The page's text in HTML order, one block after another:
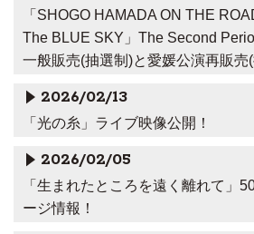
FREE
「SHOGO HAMADA ON THE
The BLUE SKY」The Second
一般販売(抽選制)と愛媛公演再販売
2026/02/13
「光の糸」ライブ映像公開！
2026/02/05
「生まれたところを遠く離れて」
ージ情報！